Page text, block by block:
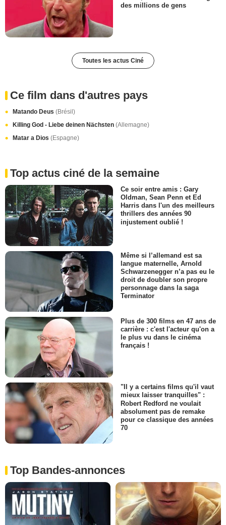
des millions de gens
Toutes les actus Ciné
Ce film dans d'autres pays
Matando Deus (Brésil)
Killing God - Liebe deinen Nächsten (Allemagne)
Matar a Dios (Espagne)
Top actus ciné de la semaine
Ce soir entre amis : Gary
Oldman, Sean Penn et Ed
Harris dans l'un des meilleurs
thrillers des années 90
injustement oublié !
Même si l’allemand est sa
langue maternelle, Arnold
Schwarzenegger n’a pas eu le
droit de doubler son propre
personnage dans la saga
Terminator
Plus de 300 films en 47 ans de
carrière : c'est l'acteur qu'on a
le plus vu dans le cinéma
français !
"Il y a certains films qu'il vaut
mieux laisser tranquilles" :
Robert Redford ne voulait
absolument pas de remake
pour ce classique des années
70
Top Bandes-annonces